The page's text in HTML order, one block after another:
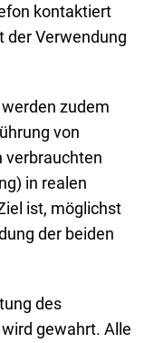
kontaktiert
der Verwendung
zudem
von
verbrauchten
in realen
ist, möglichst
der beiden
des
gewahrt. Alle